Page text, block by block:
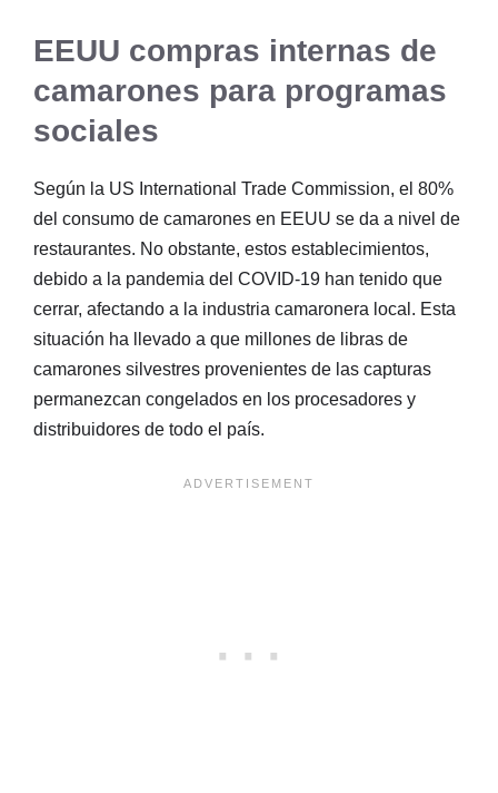
EEUU compras internas de
camarones para programas
sociales
Según la US International Trade Commission, el 80%
del consumo de camarones en EEUU se da a nivel de
restaurantes. No obstante, estos establecimientos,
debido a la pandemia del COVID-19 han tenido que
cerrar, afectando a la industria camaronera local. Esta
situación ha llevado a que millones de libras de
camarones silvestres provenientes de las capturas
permanezcan congelados en los procesadores y
distribuidores de todo el país.